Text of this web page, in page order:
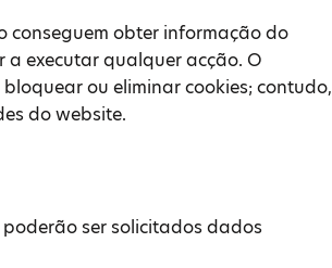
conseguem obter informação do
executar qualquer acção. O
ou eliminar cookies; contudo,
do website.
ser solicitados dados